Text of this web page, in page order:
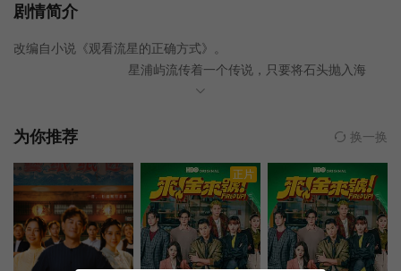
第7集
第10集 第11集
剧情简介
改编自小说《观看流星的正确方式》。
星浦屿流传着一个传说，只要将石头抛入海
里，愿望就可能成真。陷入人生低谷的向永，在绝望中许下「想消
得他。只有挚友宛哲察觉异样，陪伴他重新面对人生。旧友兼暗恋
宛哲在流星夜许下「想要轰烈爱情」的愿望，渔工小海开始热烈追
求他。当流星再次划破夜空，他们必须在现实与奇迹之间，做出无
法回头的决定。
为你推荐 换一换
正片